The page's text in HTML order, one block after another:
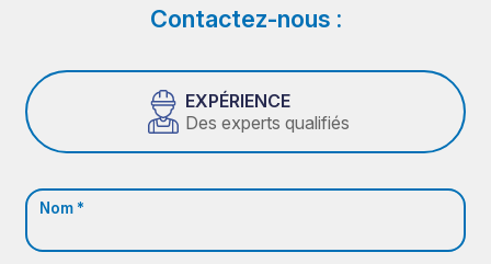
Contactez-nous :
EXPÉRIENCE
Des experts qualifiés
Nom *